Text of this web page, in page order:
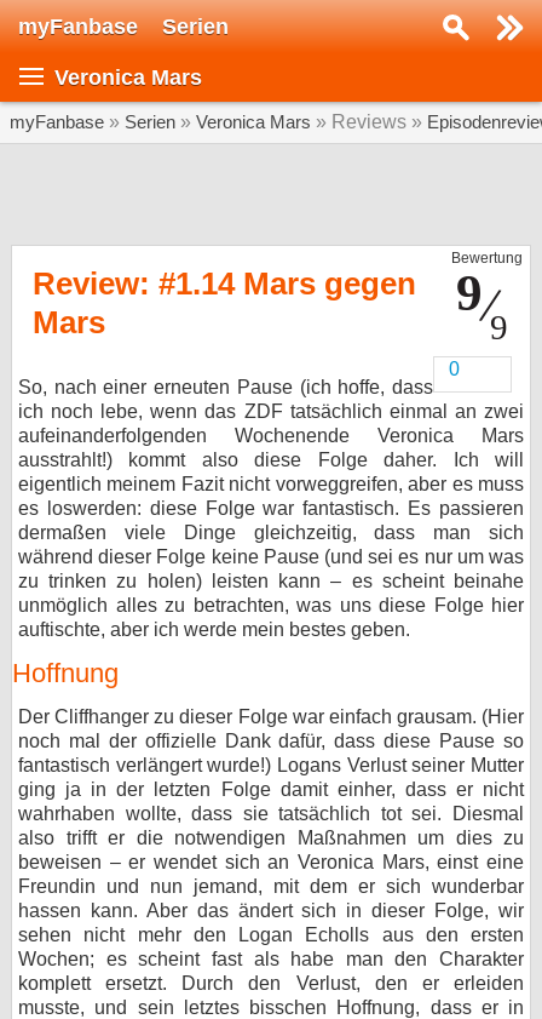
myFanbase Serien
Veronica Mars
myFanbase » Serien » Veronica Mars » Reviews »
Bewertung
Review: #1.14 Mars gegen
Mars
0
So, nach einer erneuten Pause (ich hoffe, dass
ich noch lebe, wenn das ZDF tatsächlich einmal an zwei
aufeinanderfolgenden Wochenende Veronica Mars
ausstrahlt!) kommt also diese Folge daher. Ich will
eigentlich meinem Fazit nicht vorweggreifen, aber es muss
es loswerden: diese Folge war fantastisch. Es passieren
dermaßen viele Dinge gleichzeitig, dass man sich
während dieser Folge keine Pause (und sei es nur um was
zu trinken zu holen) leisten kann – es scheint beinahe
unmöglich alles zu betrachten, was uns diese Folge hier
auftischte, aber ich werde mein bestes geben.
Hoffnung
Der Cliffhanger zu dieser Folge war einfach grausam. (Hier
noch mal der offizielle Dank dafür, dass diese Pause so
fantastisch verlängert wurde!) Logans Verlust seiner Mutter
ging ja in der letzten Folge damit einher, dass er nicht
wahrhaben wollte, dass sie tatsächlich tot sei. Diesmal
also trifft er die notwendigen Maßnahmen um dies zu
beweisen – er wendet sich an Veronica Mars, einst eine
Freundin und nun jemand, mit dem er sich wunderbar
hassen kann. Aber das ändert sich in dieser Folge, wir
sehen nicht mehr den Logan Echolls aus den ersten
Wochen; es scheint fast als habe man den Charakter
komplett ersetzt. Durch den Verlust, den er erleiden
musste, und sein letztes bisschen Hoffnung, dass er in
Serie suchen...
SERIEN
Specials
SERVICE
Gewinnspiele
Forum
bei X
bei Facebook
Kontakt
Nutzungsbedingungen
Datenschutz
Cookie-Einstellungen
Impressum
Desktop-Ansicht
myFanbase